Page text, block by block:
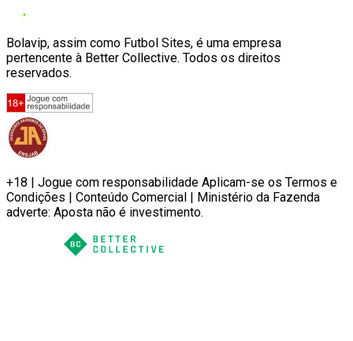
Bolavip, assim como Futbol Sites, é uma empresa
pertencente à Better Collective. Todos os direitos
reservados.
+18 | Jogue com responsabilidade Aplicam-se os Termos e
Condições | Conteúdo Comercial | Ministério da Fazenda
adverte: Aposta não é investimento.